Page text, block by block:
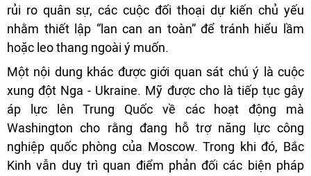
rủi ro quân sự, các cuộc đối thoại dự kiến chủ yếu
nhằm thiết lập “lan can an toàn” để tránh hiểu lầm
hoặc leo thang ngoài ý muốn.
Một nội dung khác được giới quan sát chú ý là cuộc
xung đột Nga - Ukraine. Mỹ được cho là tiếp tục gây
áp lực lên Trung Quốc về các hoạt động mà
Washington cho rằng đang hỗ trợ năng lực công
nghiệp quốc phòng của Moscow. Trong khi đó, Bắc
Kinh vẫn duy trì quan điểm phản đối các biện pháp